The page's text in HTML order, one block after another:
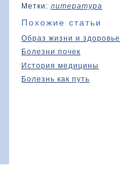
Метки:литература
Похожие статьи
Образ жизни и здоровье
Болезни почек
История медицины
Болезнь как путь